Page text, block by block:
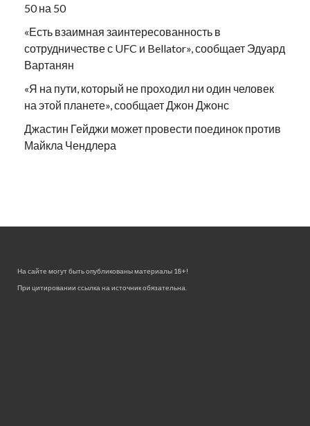
50 на 50
«Есть взаимная заинтересованность в
сотрудничестве с UFC и Bellator», сообщает Эдуард
Вартанян
«Я на пути, который не проходил ни один человек
на этой планете», сообщает Джон Джонс
Джастин Гейджи может провести поединок против
Майкла Чендлера
На сайте могут быть опубликованы материалы 18+!
При цитировании ссылка на источник обязательна.